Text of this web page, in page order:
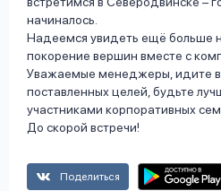
начиналось.
Надеемся увидеть ещё больше
покорение вершин вместе с
Уважаемые менеджеры, идите
поставленных целей, будьте
участниками корпоративных
До скорой встречи!
Поделиться